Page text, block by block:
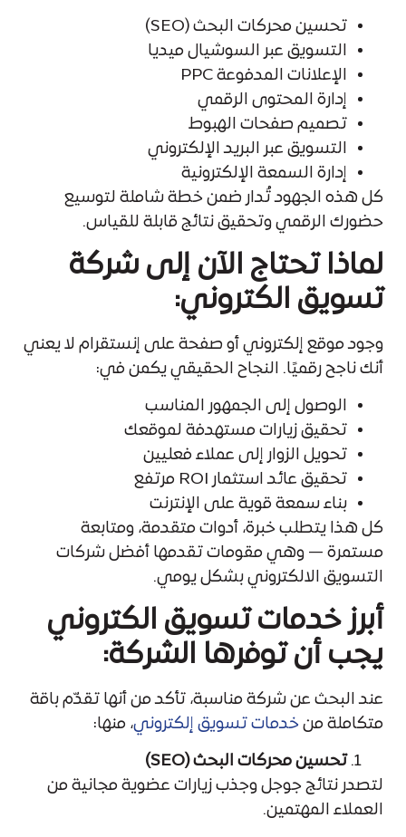
تحسين محركات البحث (SEO)
التسويق عبر السوشيال ميديا
الإعلانات المدفوعة PPC
إدارة المحتوى الرقمي
تصميم صفحات الهبوط
التسويق عبر البريد الإلكتروني
إدارة السمعة الإلكترونية
كل هذه الجهود تُدار ضمن خطة شاملة لتوسيع
حضورك الرقمي وتحقيق نتائج قابلة للقياس.
لماذا تحتاج الآن إلى شركة
تسويق الكتروني:
وجود موقع إلكتروني أو صفحة على إنستقرام لا يعني
أنك ناجح رقميًا. النجاح الحقيقي يكمن في:
الوصول إلى الجمهور المناسب
تحقيق زيارات مستهدفة لموقعك
تحويل الزوار إلى عملاء فعليين
تحقيق عائد استثمار ROI مرتفع
بناء سمعة قوية على الإنترنت
كل هذا يتطلب خبرة، أدوات متقدمة، ومتابعة
مستمرة — وهي مقومات تقدمها أفضل شركات
التسويق الالكتروني بشكل يومي.
أبرز خدمات تسويق الكتروني
يجب أن توفرها الشركة:
عند البحث عن شركة مناسبة، تأكد من أنها تقدّم باقة
متكاملة من خدمات تسويق إلكتروني، منها:
تحسين محركات البحث (SEO)
لتصدر نتائج جوجل وجذب زيارات عضوية مجانية من
العملاء المهتمين.